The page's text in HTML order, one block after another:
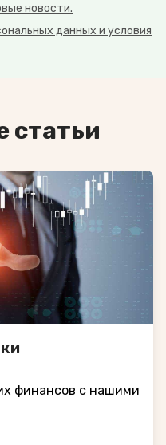
новости.
данных и условия
статьи
финансов с нашими